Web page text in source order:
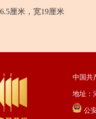
厘米，宽19厘米
中国共
地址：
公